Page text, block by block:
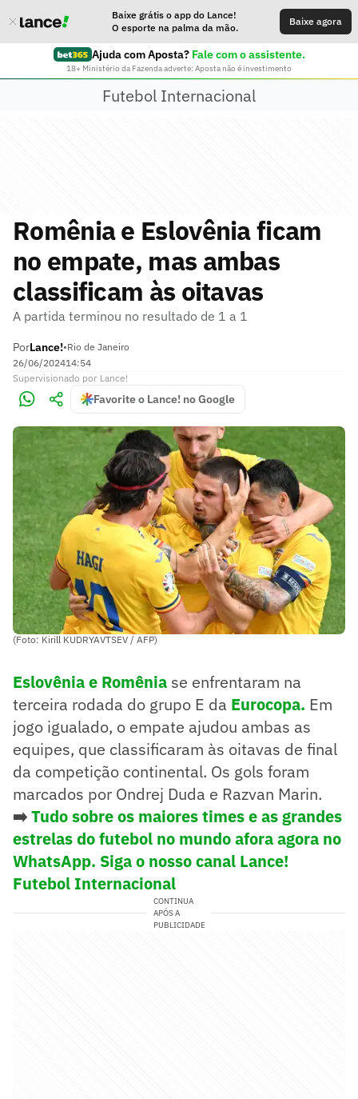
Baixe grátis o app do Lance!
O esporte na palma da mão.
Baixe agora
Ajuda com Aposta? Fale com o assistente.
18+ Ministério da Fazenda adverte: Aposta não é investimento
Futebol Internacional
Romênia e Eslovênia ficam
no empate, mas ambas
classificam às oitavas
A partida terminou no resultado de 1 a 1
PorLance!•Rio de Janeiro
26/06/202414:54
Supervisionado por Lance!
Favorite o Lance! no Google
(Foto: Kirill KUDRYAVTSEV / AFP)
Eslovênia e Romênia se enfrentaram na
terceira rodada do grupo E da Eurocopa. Em
jogo igualado, o empate ajudou ambas as
equipes, que classificaram às oitavas de final
da competição continental. Os gols foram
marcados por Ondrej Duda e Razvan Marin.
➡️Tudo sobre os maiores times e as grandes
estrelas do futebol no mundo afora agora no
WhatsApp. Siga o nosso canal Lance!
Futebol Internacional
CONTINUA
APÓS A
PUBLICIDADE